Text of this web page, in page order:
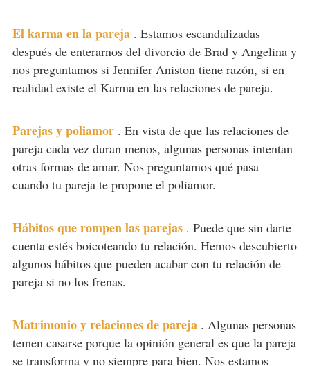
El karma en la pareja . Estamos escandalizadas
después de enterarnos del divorcio de Brad y Angelina y
nos preguntamos si Jennifer Aniston tiene razón, si en
realidad existe el Karma en las relaciones de pareja.
Parejas y poliamor . En vista de que las relaciones de
pareja cada vez duran menos, algunas personas intentan
otras formas de amar. Nos preguntamos qué pasa
cuando tu pareja te propone el poliamor.
Hábitos que rompen las parejas . Puede que sin darte
cuenta estés boicoteando tu relación. Hemos descubierto
algunos hábitos que pueden acabar con tu relación de
pareja si no los frenas.
Matrimonio y relaciones de pareja . Algunas personas
temen casarse porque la opinión general es que la pareja
se transforma y no siempre para bien. Nos estamos